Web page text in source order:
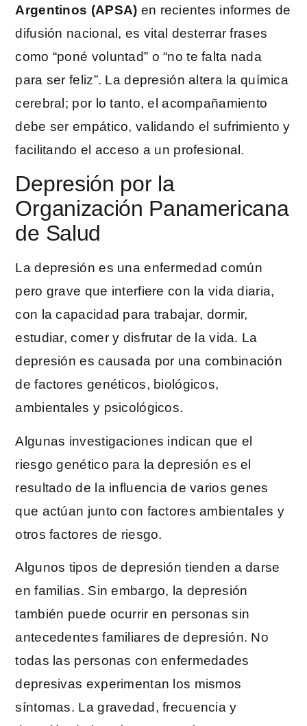
Argentinos (APSA) en recientes informes de
difusión nacional, es vital desterrar frases
como “poné voluntad” o “no te falta nada
para ser feliz”. La depresión altera la química
cerebral; por lo tanto, el acompañamiento
debe ser empático, validando el sufrimiento y
facilitando el acceso a un profesional.
Depresión por la
Organización Panamericana
de Salud
La depresión es una enfermedad común
pero grave que interfiere con la vida diaria,
con la capacidad para trabajar, dormir,
estudiar, comer y disfrutar de la vida. La
depresión es causada por una combinación
de factores genéticos, biológicos,
ambientales y psicológicos.
Algunas investigaciones indican que el
riesgo genético para la depresión es el
resultado de la influencia de varios genes
que actúan junto con factores ambientales y
otros factores de riesgo.
Algunos tipos de depresión tienden a darse
en familias. Sin embargo, la depresión
también puede ocurrir en personas sin
antecedentes familiares de depresión. No
todas las personas con enfermedades
depresivas experimentan los mismos
síntomas. La gravedad, frecuencia y